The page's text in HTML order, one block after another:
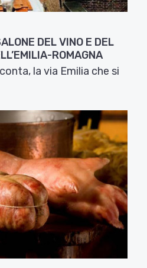
DEL VINO E DEL
ROMAGNA
la via Emilia che si